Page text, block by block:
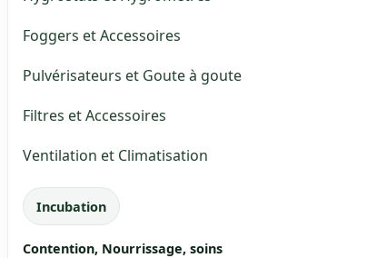
Foggers et Accessoires
Pulvérisateurs et Goute à goute
Filtres et Accessoires
Ventilation et Climatisation
Incubation
Contention, Nourrissage, soins